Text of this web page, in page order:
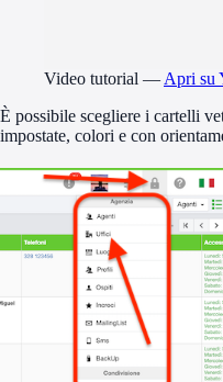
Video tutorial —Apri su
È possibile scegliere i cartelli
impostate, colori e con